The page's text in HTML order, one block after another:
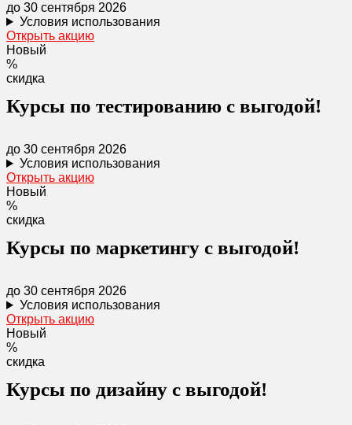
до 30 сентября 2026
Условия использования
Открыть акцию
Новый
%
скидка
Курсы по тестированию с выгодой!
до 30 сентября 2026
Условия использования
Открыть акцию
Новый
%
скидка
Курсы по маркетингу с выгодой!
до 30 сентября 2026
Условия использования
Открыть акцию
Новый
%
скидка
Курсы по дизайну с выгодой!